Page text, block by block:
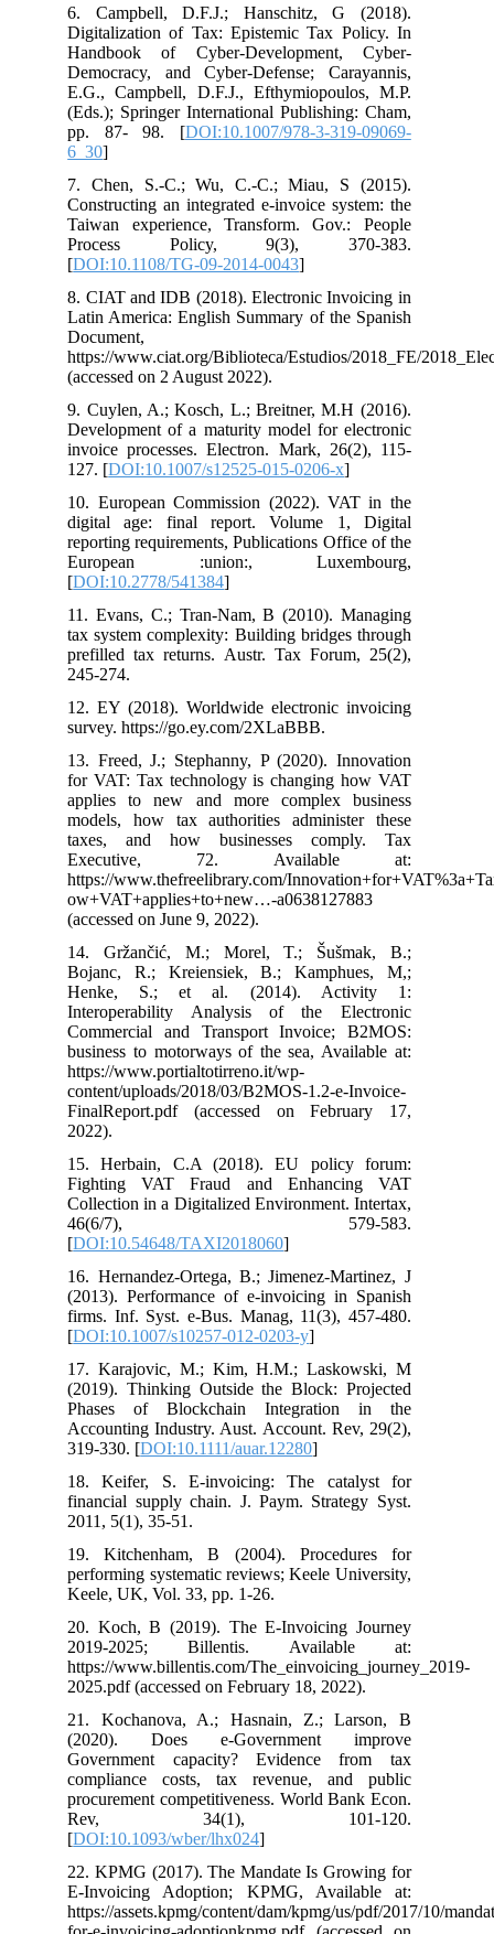
6. Campbell, D.F.J.; Hanschitz, G (2018).
Digitalization of Tax: Epistemic Tax Policy. In
Handbook of Cyber-Development, Cyber-
Democracy, and Cyber-Defense; Carayannis,
E.G., Campbell, D.F.J., Efthymiopoulos, M.P.
(Eds.); Springer International Publishing: Cham,
pp. 87- 98. [DOI:10.1007/978-3-319-09069-
6_30
7. Chen, S.-C.; Wu, C.-C.; Miau, S (2015).
Constructing an integrated e-invoice system: the
Taiwan experience, Transform. Gov.: People
Process Policy, 9(3), 370-383.
[DOI:10.1108/TG-09-2014-0043
8. CIAT and IDB (2018). Electronic Invoicing in
Latin America: English Summary of the Spanish
Document,
https://www.ciat.org/Biblioteca/Estudios/2018_FE/
(accessed on 2 August 2022).
9. Cuylen, A.; Kosch, L.; Breitner, M.H (2016).
Development of a maturity model for electronic
invoice processes. Electron. Mark, 26(2), 115-
127. [DOI:10.1007/s12525-015-0206-x
10. European Commission (2022). VAT in the
digital age: final report. Volume 1, Digital
reporting requirements, Publications Office of the
European :union:, Luxembourg,
[DOI:10.2778/541384
11. Evans, C.; Tran-Nam, B (2010). Managing
tax system complexity: Building bridges through
prefilled tax returns. Austr. Tax Forum, 25(2),
245-274.
12. EY (2018). Worldwide electronic invoicing
survey. https://go.ey.com/2XLaBBB.
13. Freed, J.; Stephanny, P (2020). Innovation
for VAT: Tax technology is changing how VAT
applies to new and more complex business
models, how tax authorities administer these
taxes, and how businesses comply. Tax
Executive, 72. Available at:
https://www.thefreelibrary.com/
ow+VAT+applies+to+new…-a0638127883
(accessed on June 9, 2022).
14. Gržančić, M.; Morel, T.; Šušmak, B.;
Bojanc, R.; Kreiensiek, B.; Kamphues, M,;
Henke, S.; et al. (2014). Activity 1:
Interoperability Analysis of the Electronic
Commercial and Transport Invoice; B2MOS:
business to motorways of the sea, Available at:
https://www.portialtotirreno.it/wp-
content/uploads/2018/03/B2MOS-1.2-e-Invoice-
FinalReport.pdf (accessed on February 17,
2022).
15. Herbain, C.A (2018). EU policy forum:
Fighting VAT Fraud and Enhancing VAT
Collection in a Digitalized Environment. Intertax,
46(6/7), 579-583.
[DOI:10.54648/TAXI2018060
16. Hernandez-Ortega, B.; Jimenez-Martinez, J
(2013). Performance of e-invoicing in Spanish
firms. Inf. Syst. e-Bus. Manag, 11(3), 457-480.
[DOI:10.1007/s10257-012-0203-y
17. Karajovic, M.; Kim, H.M.; Laskowski, M
(2019). Thinking Outside the Block: Projected
Phases of Blockchain Integration in the
Accounting Industry. Aust. Account. Rev, 29(2),
319-330. [DOI:10.1111/auar.12280
18. Keifer, S. E-invoicing: The catalyst for
financial supply chain. J. Paym. Strategy Syst.
2011, 5(1), 35-51.
19. Kitchenham, B (2004). Procedures for
performing systematic reviews; Keele University,
Keele, UK, Vol. 33, pp. 1-26.
20. Koch, B (2019). The E-Invoicing Journey
2019-2025; Billentis. Available at:
https://www.billentis.com/The_einvoicing_journey_2019-
2025.pdf (accessed on February 18, 2022).
21. Kochanova, A.; Hasnain, Z.; Larson, B
(2020). Does e-Government improve
Government capacity? Evidence from tax
compliance costs, tax revenue, and public
procurement competitiveness. World Bank Econ.
Rev, 34(1), 101-120.
[DOI:10.1093/wber/lhx024
22. KPMG (2017). The Mandate Is Growing for
E-Invoicing Adoption; KPMG, Available at:
https://assets.kpmg/content/dam/kpmg/us/pdf/2017/10/